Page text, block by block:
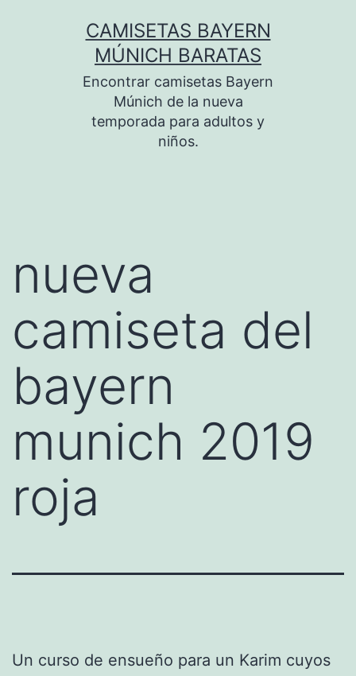
CAMISETAS BAYERN
MÚNICH BARATAS
Encontrar camisetas Bayern
Múnich de la nueva
temporada para adultos y
niños.
nueva
camiseta del
bayern
munich 2019
roja
Un curso de ensueño para un Karim cuyos